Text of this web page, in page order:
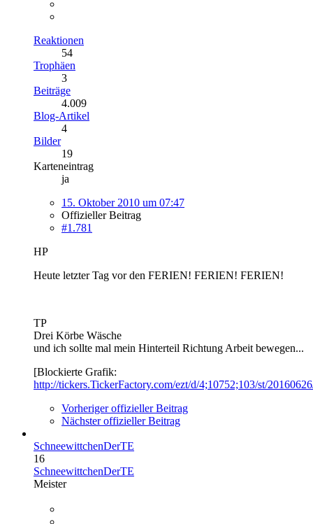
Reaktionen
54
Trophäen
3
Beiträge
4.009
Blog-Artikel
4
Bilder
19
Karteneintrag
ja
15. Oktober 2010 um 07:47
Offizieller Beitrag
#1.781
HP
Heute letzter Tag vor den FERIEN! FERIEN! FERIEN!
TP
Drei Körbe Wäsche
und ich sollte mal mein Hinterteil Richtung Arbeit bewegen...
[Blockierte Grafik:
http://tickers.TickerFactory.com/ezt/d/4;10752;103/st/
Vorheriger offizieller Beitrag
Nächster offizieller Beitrag
SchneewittchenDerTE
16
SchneewittchenDerTE
Meister